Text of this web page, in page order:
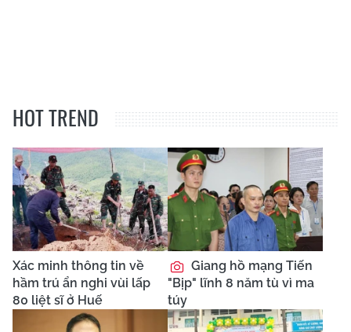
HOT TREND
Xác minh thông tin về
hầm trú ẩn nghi vùi lấp
80 liệt sĩ ở Huế
Giang hồ mạng Tiến
"Bịp" lĩnh 8 năm tù vì ma
túy